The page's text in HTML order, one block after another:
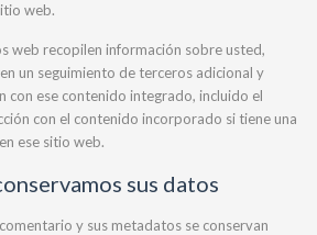
web.
web recopilen información sobre usted,
un seguimiento de terceros adicional y
con ese contenido integrado, incluido el
con el contenido incorporado si tiene una
ese sitio web.
sus datos
y sus metadatos se conservan